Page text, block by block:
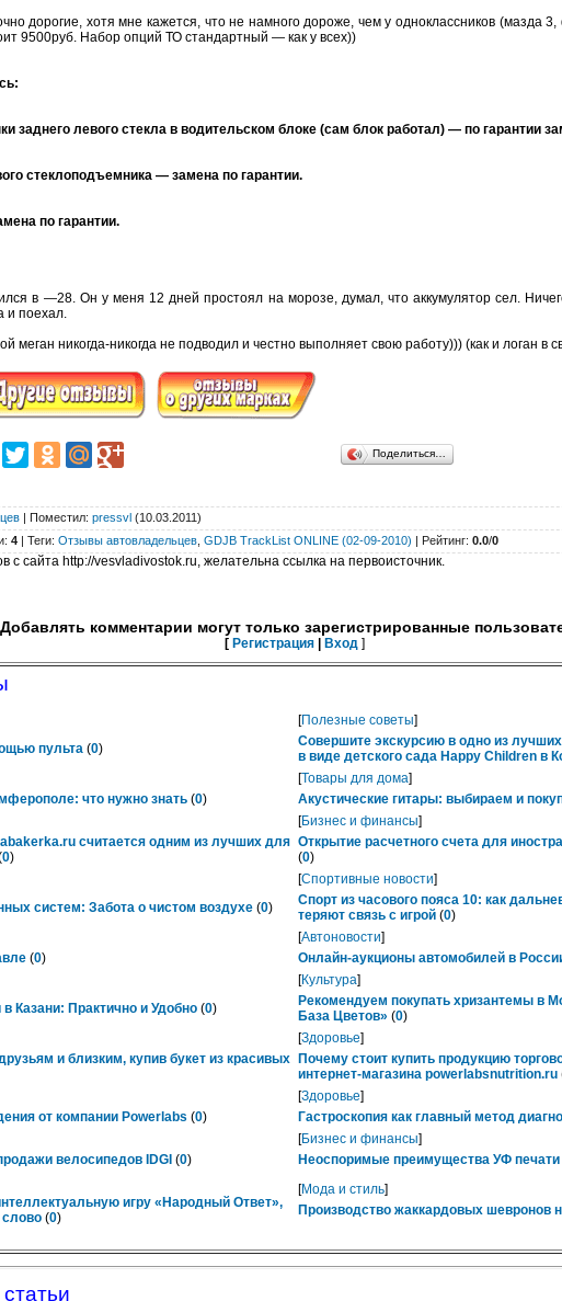
дорогие, хотя мне кажется, что не намного дороже, чем у одноклассников (мазда
9500руб. Набор опций ТО стандартный — как у всех))
заднего левого стекла в водительском блоке (сам блок работал) — по гарантии
стеклоподъемника — замена по гарантии.
по гарантии.
в —28. Он у меня 12 дней простоял на морозе, думал, что аккумулятор сел.
и поехал.
меган никогда-никогда не подводил и честно выполняет свою работу))) (как и логан в
Поделиться…
| Поместил: pressvl (10.03.2011)
: 4 | Теги: Отзывы автовладельцев GDJB TrackList ONLINE (02-09-2010) | Рейтинг: 0.0/0
с сайта http://vesvladivostok.ru, желательна ссылка на первоисточник.
Добавлять комментарии могут только зарегистрированные
[ Регистрация Вход ]
пульта (0)
[Полезные советы]
Совершите экскурсию в одно из
в виде детского сада Happy Children в
что нужно знать (0)
[Товары для дома]
Акустические гитары: выбираем и
считается одним из лучших для
0)
[Бизнес и финансы]
Открытие расчетного счета для
(0)
систем: Забота о чистом воздухе (0)
[Спортивные новости]
Спорт из часового пояса 10: как
теряют связь с игрой (0)
(0)
[Автоновости]
Онлайн-аукционы автомобилей в
в Казани: Практично и Удобно (0)
[Культура]
Рекомендуем покупать хризантемы в
База Цветов» (0)
и близким, купив букет из красивых
[Здоровье]
Почему стоит купить продукцию
интернет-магазина powerlabsnutrition.ru
от компании Powerlabs (0)
[Здоровье]
Гастроскопия как главный метод
велосипедов IDGI (0)
[Бизнес и финансы]
Неоспоримые преимущества УФ
игру «Народный Ответ»,
слово (0)
[Мода и стиль]
Производство жаккардовых шевронов